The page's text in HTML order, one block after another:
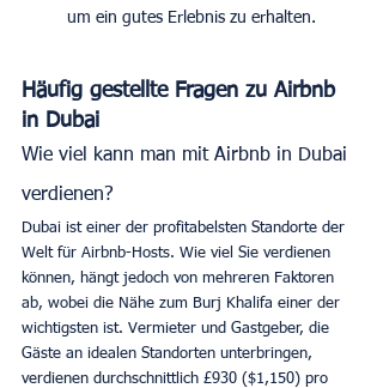
um ein gutes Erlebnis zu erhalten.
Häufig gestellte Fragen zu Airbnb
in Dubai
Wie viel kann man mit Airbnb in Dubai
verdienen?
Dubai ist einer der profitabelsten Standorte der
Welt für Airbnb-Hosts. Wie viel Sie verdienen
können, hängt jedoch von mehreren Faktoren
ab, wobei die Nähe zum Burj Khalifa einer der
wichtigsten ist. Vermieter und Gastgeber, die
Gäste an idealen Standorten unterbringen,
verdienen durchschnittlich £930 ($1,150) pro